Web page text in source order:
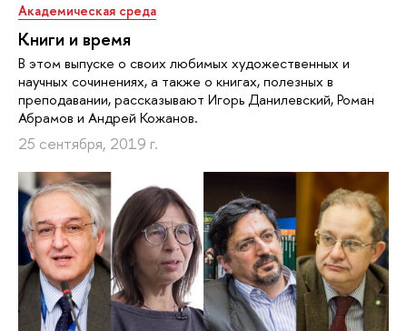
Академическая среда
Книги и время
В этом выпуске о своих любимых художественных и
научных сочинениях, а также о книгах, полезных в
преподавании, рассказывают Игорь Данилевский, Роман
Абрамов и Андрей Кожанов.
25 сентября, 2019 г.